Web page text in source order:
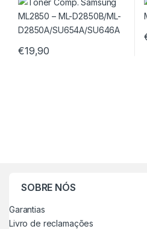
€19,90
SOBRE NÓS
Garantias
Livro de reclamações